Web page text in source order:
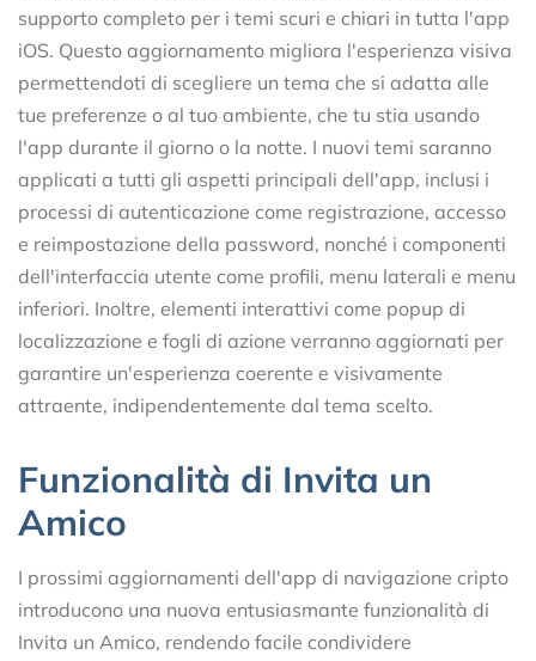
supporto completo per i temi scuri e chiari in tutta l'app
iOS. Questo aggiornamento migliora l'esperienza visiva
permettendoti di scegliere un tema che si adatta alle
tue preferenze o al tuo ambiente, che tu stia usando
l'app durante il giorno o la notte. I nuovi temi saranno
applicati a tutti gli aspetti principali dell'app, inclusi i
processi di autenticazione come registrazione, accesso
e reimpostazione della password, nonché i componenti
dell'interfaccia utente come profili, menu laterali e menu
inferiori. Inoltre, elementi interattivi come popup di
localizzazione e fogli di azione verranno aggiornati per
garantire un'esperienza coerente e visivamente
attraente, indipendentemente dal tema scelto.
Funzionalità di Invita un
Amico
I prossimi aggiornamenti dell'app di navigazione cripto
introducono una nuova entusiasmante funzionalità di
Invita un Amico, rendendo facile condividere